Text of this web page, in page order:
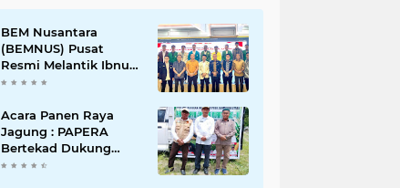
BEM Nusantara
(BEMNUS) Pusat
Resmi Melantik Ibnu
Al Kautsar Harahap
(Korbid) BEMNUS
Periode 2024/2025
Acara Panen Raya
Jagung : PAPERA
Bertekad Dukung
Program Nasional